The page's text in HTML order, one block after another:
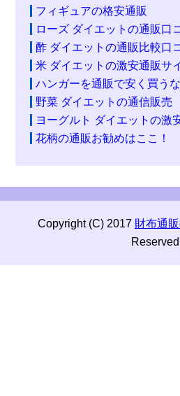
フィギュアの格安通販
ローズ ダイエットの通販口
酢 ダイエットの通販比較口
米 ダイエットの激安通販サ
ハンガーを通販で安く買う
野菜 ダイエットの通信販売
ヨーグルト ダイエットの激
花柄の通販お勧めはここ！
Copyright (C) 2017 財布通